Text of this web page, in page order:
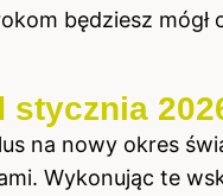
będziesz mógł
stycznia
na nowy okres
Wykonując te